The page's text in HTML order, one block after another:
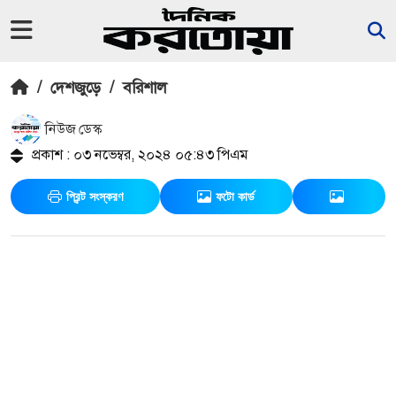
/ দেশজুড়ে / বরিশাল
নিউজ ডেস্ক
প্রকাশ : ০৩ নভেম্বর, ২০২৪ ০৫:৪৩ পিএম
প্রিন্ট সংস্করণ ফটো কার্ড